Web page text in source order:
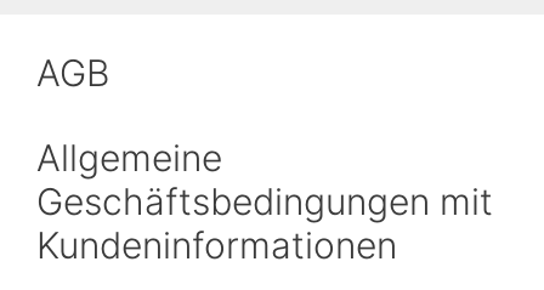
AGB
Allgemeine
Geschäftsbedingungen mit
Kundeninformationen